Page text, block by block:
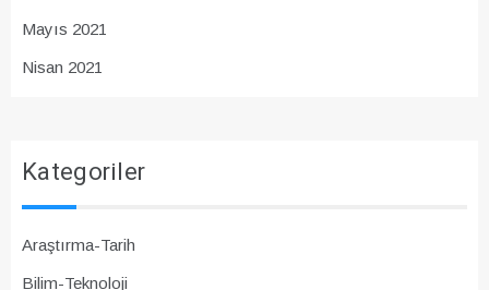
Mayıs 2021
Nisan 2021
Kategoriler
Araştırma-Tarih
Bilim-Teknoloji